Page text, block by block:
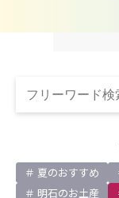
夏のおすすめ
明石のお土産